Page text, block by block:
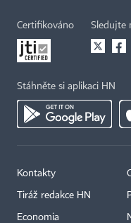
Certifikováno Sledujte
Stáhněte si aplikaci HN
Kontakty
Tiráž redakce HN
Economia